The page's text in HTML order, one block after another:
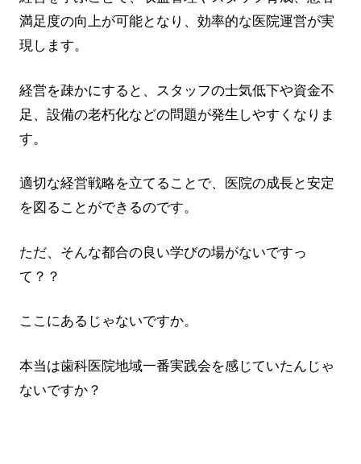
満足度の向上が可能となり、効率的な医院運営が実
現します。
経営を疎かにすると、スタッフの士気低下や資金不
足、設備の老朽化などの問題が発生しやすくなりま
す。
適切な経営戦略を立てることで、医院の成長と安定
を図ることができるのです。
ただ、そんな都合の良い学びの場がないですっ
て？？
ここにあるじゃないですか。
本当は歯科医院地域一番実践会を感じていたんじゃ
ないですか？